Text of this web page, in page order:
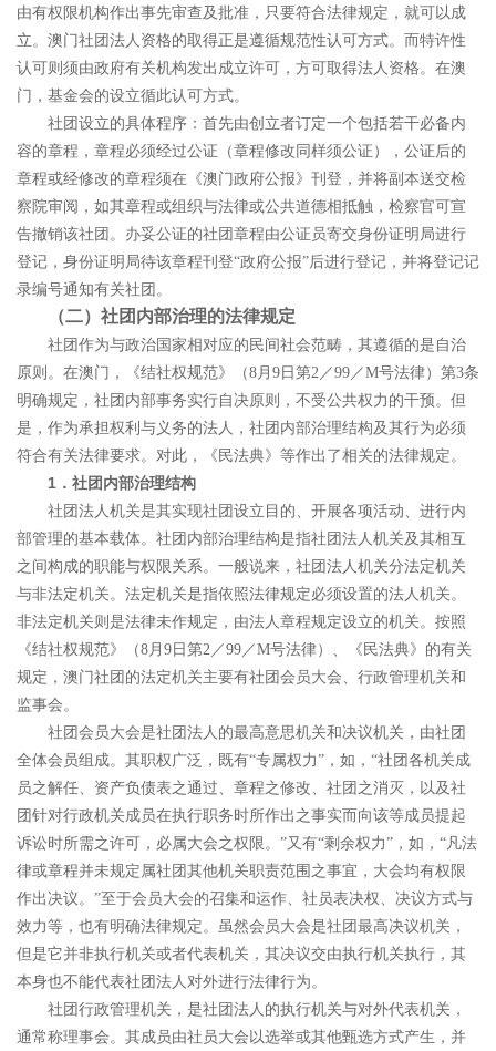
由有权限机构作出事先审查及批准，只要符合法律规定，就可以成
立。澳门社团法人资格的取得正是遵循规范性认可方式。而特许性
认可则须由政府有关机构发出成立许可，方可取得法人资格。在澳
门，基金会的设立循此认可方式。
社团设立的具体程序： 首先由创立者订定一个包括若干必备内
容的章程，章程必须经过公证（章程修改同样须公证），公证后的
章程或经修改的章程须在《澳门政府公报》刊登，并将副本送交检
察院审阅，如其章程或组织与法律或公共道德相抵触，检察官可宣
告撤销该社团。办妥公证的社团章程由公证员寄交身份证明局进行
登记，身份证明局待该章程刊登“政府公报”后进行登记，并将登记记
录编号通知有关社团。
（二）社团内部治理的法律规定
社团作为与政治国家相对应的民间社会范畴，其遵循的是自治
原则。在澳门，《结社权规范》（8月 9 日第2／99／M号法律）第3条
明确规定，社团内部事务实行自决原则，不受公共权力的干预。但
是，作为承担权利与义务的法人，社团内部治理结构及其行为必须
符合有关法律要求。对此，《民法典》等作出了相关的法律规定。
1 ．社团内部治理结构
社团法人机关是其实现社团设立目的、开展各项活动、进行内
部管理的基本载体。社团内部治理结构是指社团法人机关及其相互
之间构成的职能与权限关系。一般说来，社团法人机关分法定机关
与非法定机关。法定机关是指依照法律规定必须设置的法人机关。
非法定机关则是法律未作规定，由法人章程规定设立的机关。按照
《结社权规范》（8月 9 日第2／99／M号法律）、《民法典》的有关
规定， 澳门社团的法定机关主要有社团会员大会、行政管理机关和
监事会。
社团会员大会是社团法人的最高意思机关和决议机关，由社团
全体会员组成。其职权广泛，既有“专属权力” ，如， “社团各机关成
员之解任、资产负债表之通过、章程之修改、社团之消灭，以及社
团针对行政机关成员在执行职务时所作出之事实而向该等成员提起
诉讼时所需之许可，必属大会之权限。 ”又有“剩余权力” ，如， “凡法
律或章程并未规定属社团其他机关职责范围之事宜，大会均有权限
作出决议。 ”至于会员大会的召集和运作、社员表决权、决议方式与
效力等，也有明确法律规定。虽然会员大会是社团最高决议机关，
但是它并非执行机关或者代表机关，其决议交由执行机关执行，其
本身也不能代表社团法人对外进行法律行为。
社团行政管理机关，是社团法人的执行机关与对外代表机关，
通常称理事会。其成员由社员大会以选举或其他甄选方式产生，并